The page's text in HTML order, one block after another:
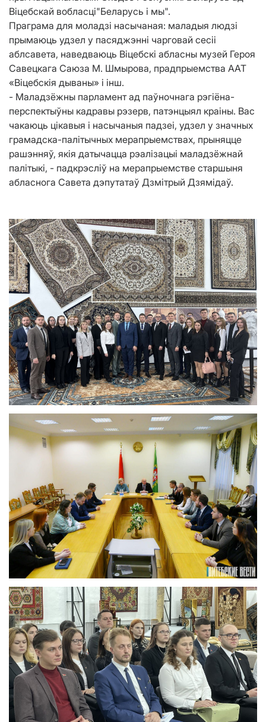
Віцебскай вобласці"Беларусь і мы".
Праграма для моладзі насычаная: маладыя людзі
прымаюць удзел у пасяджэнні чарговай сесіі
аблсавета, наведваюць Віцебскі абласны музей Героя
Савецкага Саюза М. Шмырова, прадпрыемства ААТ
«Віцебскія дываны» і інш.
- Маладзёжны парламент ад паўночнага рэгіёна-
перспектыўны кадравы рэзерв, патэнцыял краіны. Вас
чакаюць цікавыя і насычаныя падзеі, удзел у значных
грамадска-палітычных мерапрыемствах, прыняцце
рашэнняў, якія датычацца рэалізацыі маладзёжнай
палітыкі, - падкрэсліў на мерапрыемстве старшыня
абласнога Савета дэпутатаў Дзмітрый Дзямідаў.